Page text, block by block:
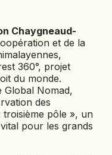
Chaygneaud-
et de la
360°, projet
du monde.
Global Nomad,
des
troisième pôle », un
pour les grands